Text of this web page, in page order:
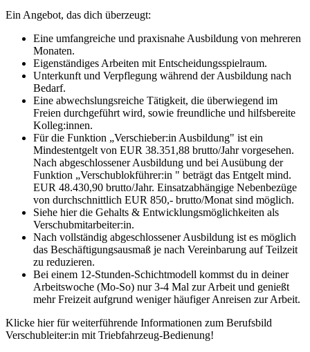
Ein Angebot, das dich überzeugt:
Eine umfangreiche und praxisnahe Ausbildung von mehreren
Monaten.
Eigenständiges Arbeiten mit Entscheidungsspielraum.
Unterkunft und Verpflegung während der Ausbildung nach
Bedarf.
Eine abwechslungsreiche Tätigkeit, die überwiegend im
Freien durchgeführt wird, sowie freundliche und hilfsbereite
Kolleg:innen.
Für die Funktion „Verschieber:in Ausbildung" ist ein
Mindestentgelt von EUR 38.351,88 brutto/Jahr vorgesehen.
Nach abgeschlossener Ausbildung und bei Ausübung der
Funktion „Verschublokführer:in " beträgt das Entgelt mind.
EUR 48.430,90 brutto/Jahr. Einsatzabhängige Nebenbezüge
von durchschnittlich EUR 850,- brutto/Monat sind möglich.
Siehe hier die Gehalts & Entwicklungsmöglichkeiten als
Verschubmitarbeiter:in.
Nach vollständig abgeschlossener Ausbildung ist es möglich
das Beschäftigungsausmaß je nach Vereinbarung auf Teilzeit
zu reduzieren.
Bei einem 12-Stunden-Schichtmodell kommst du in deiner
Arbeitswoche (Mo-So) nur 3-4 Mal zur Arbeit und genießt
mehr Freizeit aufgrund weniger häufiger Anreisen zur Arbeit.
Klicke hier für weiterführende Informationen zum Berufsbild
Verschubleiter:in mit Triebfahrzeug-Bedienung!